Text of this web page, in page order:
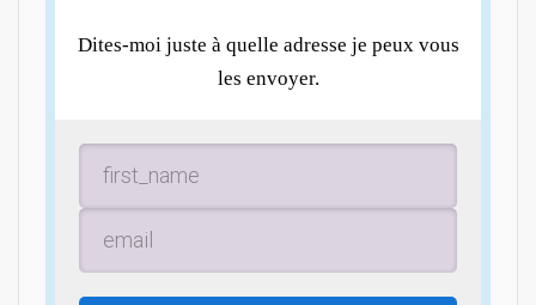
Dites-moi juste à quelle adresse je peux vous
les envoyer.